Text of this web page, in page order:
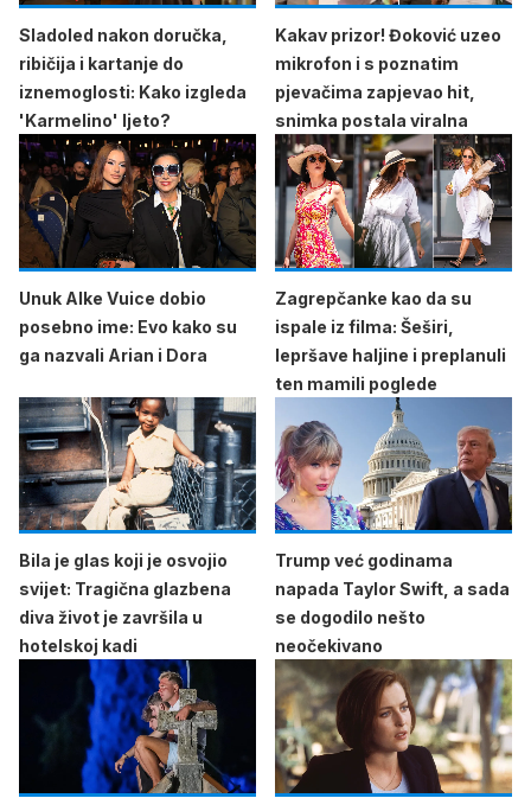
Sladoled nakon doručka,
ribičija i kartanje do
iznemoglosti: Kako izgleda
'Karmelino' ljeto?
Kakav prizor! Đoković uzeo
mikrofon i s poznatim
pjevačima zapjevao hit,
snimka postala viralna
Unuk Alke Vuice dobio
posebno ime: Evo kako su
ga nazvali Arian i Dora
Zagrepčanke kao da su
ispale iz filma: Šeširi,
lepršave haljine i preplanuli
ten mamili poglede
Bila je glas koji je osvojio
svijet: Tragična glazbena
diva život je završila u
hotelskoj kadi
Trump već godinama
napada Taylor Swift, a sada
se dogodilo nešto
neočekivano